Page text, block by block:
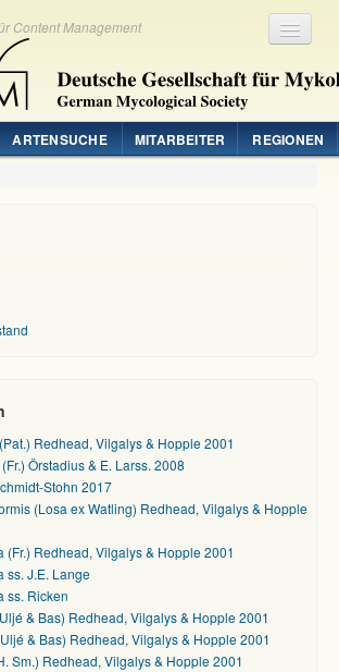
Content Management
ARTENSUCHE MITARBEITER REGIONEN
Redhead, Vilgalys & Hopple 2001
Örstadius & E. Larss. 2008
Stohn 2017
(Losa ex Watling) Redhead, Vilgalys & Hopple
(Fr.) Redhead, Vilgalys & Hopple 2001
ss. J.E. Lange
ss. Ricken
& Bas) Redhead, Vilgalys & Hopple 2001
& Bas) Redhead, Vilgalys & Hopple 2001
Sm.) Redhead, Vilgalys & Hopple 2001